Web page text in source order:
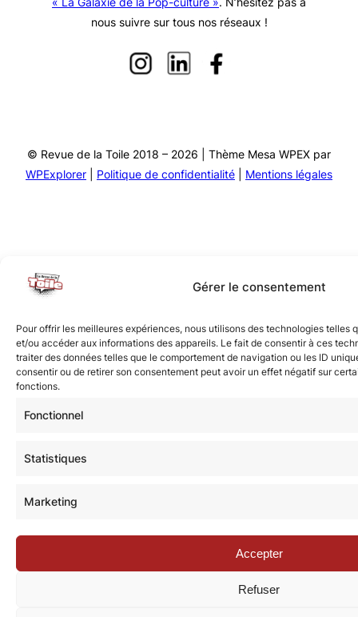
Gérer le consentement
Pour offrir les meilleures expériences, nous utilisons des technologies telles
et/ou accéder aux informations des appareils. Le fait de consentir à ces
traiter des données telles que le comportement de navigation ou les ID
consentir ou de retirer son consentement peut avoir un effet négatif sur
fonctions.
Fonctionnel
Statistiques
Marketing
Accepter
Refuser
nous suivre sur tous nos réseaux !
© Revue de la Toile 2018 – 2026 | Thème Mesa WPEX par
WPExplorer
Politique de confidentialité Mentions légales